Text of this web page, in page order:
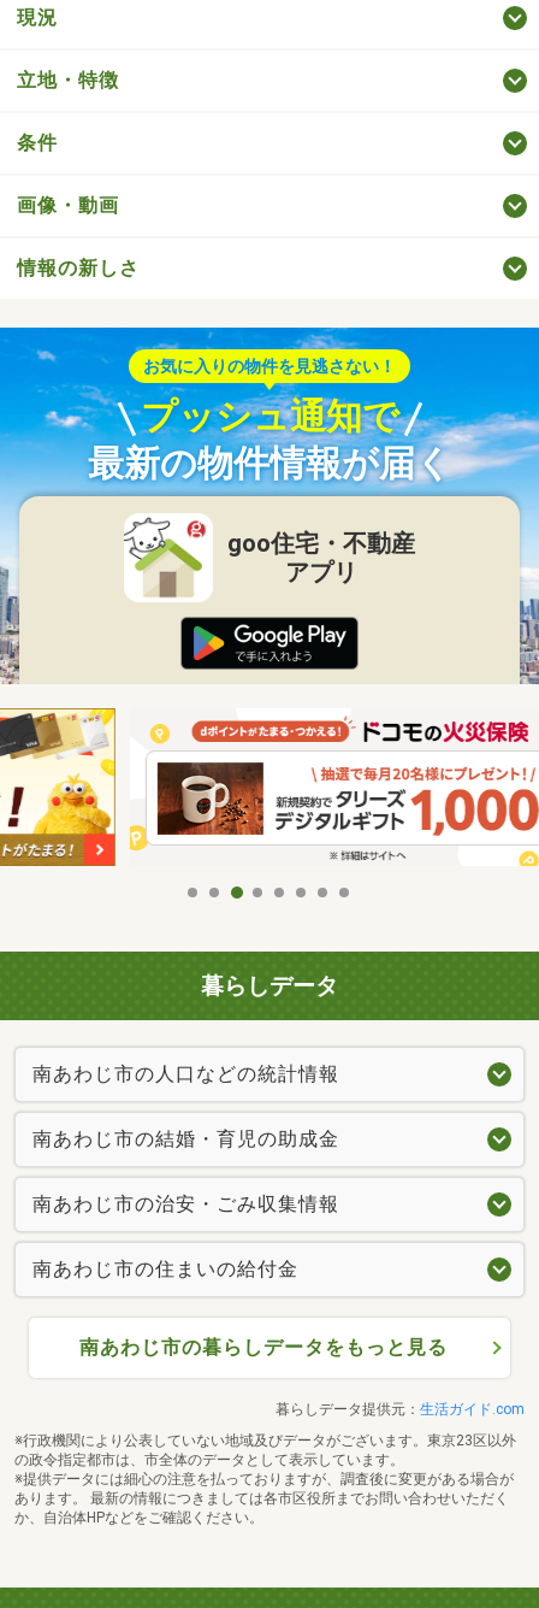
現況
立地・特徴
条件
画像・動画
情報の新しさ
お気に入りの物件を見逃さない！
プッシュ通知で
最新の物件情報が届く
goo住宅・不動産
アプリ
暮らしデータ
南あわじ市の人口などの統計情報
南あわじ市の結婚・育児の助成金
南あわじ市の治安・ごみ収集情報
南あわじ市の住まいの給付金
南あわじ市の暮らしデータをもっと見る
暮らしデータ提供元： 生活ガイド.com
※行政機関により公表していない地域及びデータがございます。東京23区以外
の政令指定都市は、市全体のデータとして表示しています。
※提供データには細心の注意を払っておりますが、調査後に変更がある場合が
あります。 最新の情報につきましては各市区役所までお問い合わせいただく
か、自治体HPなどをご確認ください。